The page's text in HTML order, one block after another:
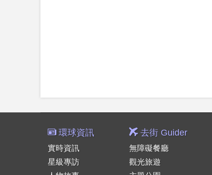
環球資訊
實時資訊
星級專訪
去街 Guider
無障礙餐廳
觀光旅遊